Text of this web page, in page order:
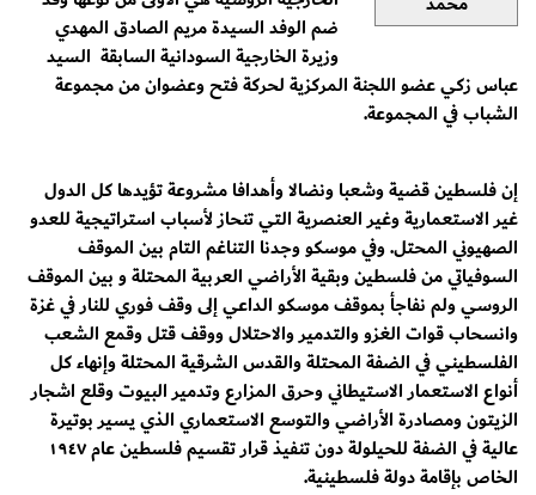
ضم الوفد السيدة مريم الصادق المهدي
وزيرة الخارجية السودانية السابقة السيد
عباس زكي عضو اللجنة المركزية لحركة فتح وعضوان من مجموعة
الشباب في المجموعة.
إن فلسطين قضية وشعبا ونضالا وأهدافا مشروعة تؤيدها كل الدول
غير الاستعمارية وغير العنصرية التي تنحاز لأسباب استراتيجية للعدو
الصهيوني المحتل. وفي موسكو وجدنا التناغم التام بين الموقف
السوفياتي من فلسطين وبقية الأراضي العربية المحتلة و بين الموقف
الروسي ولم نفاجأ بموقف موسكو الداعي إلى وقف فوري للنار في غزة
وانسحاب قوات الغزو والتدمير والاحتلال ووقف قتل وقمع الشعب
الفلسطيني في الضفة المحتلة والقدس الشرقية المحتلة وإنهاء كل
أنواع الاستعمار الاستيطاني وحرق المزارع وتدمير البيوت وقلع اشجار
الزيتون ومصادرة الأراضي والتوسع الاستعماري الذي يسير بوتيرة
عالية في الضفة للحيلولة دون تنفيذ قرار تقسيم فلسطين عام ١٩٤٧
الخاص بإقامة دولة فلسطينية.